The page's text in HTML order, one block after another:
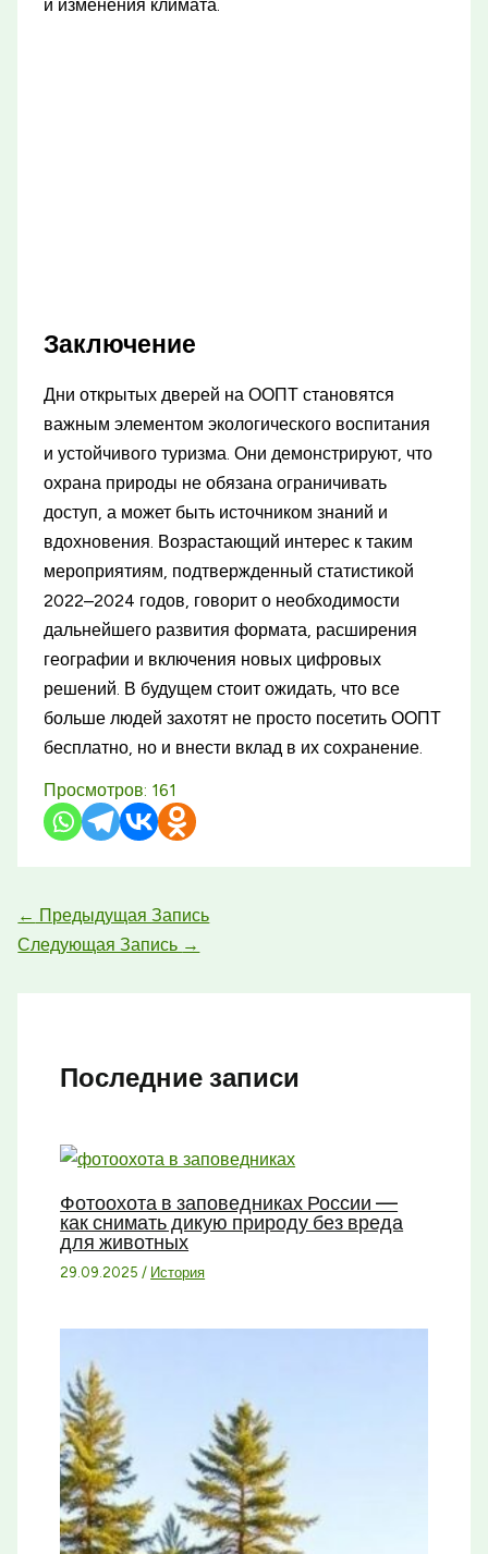
и изменения климата.
Заключение
Дни открытых дверей на ООПТ становятся
важным элементом экологического воспитания
и устойчивого туризма. Они демонстрируют, что
охрана природы не обязана ограничивать
доступ, а может быть источником знаний и
вдохновения. Возрастающий интерес к таким
мероприятиям, подтвержденный статистикой
2022–2024 годов, говорит о необходимости
дальнейшего развития формата, расширения
географии и включения новых цифровых
решений. В будущем стоит ожидать, что все
больше людей захотят не просто посетить ООПТ
бесплатно, но и внести вклад в их сохранение.
Просмотров: 161
← Предыдущая Запись
Следующая Запись →
Последние записи
Фотоохота в заповедниках России —
как снимать дикую природу без вреда
для животных
29.09.2025/ История